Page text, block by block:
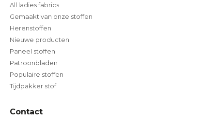
All ladies fabrics
Gemaakt van onze stoffen
Herenstoffen
Nieuwe producten
Paneel stoffen
Patroonbladen
Populaire stoffen
Tijdpakker stof
Contact